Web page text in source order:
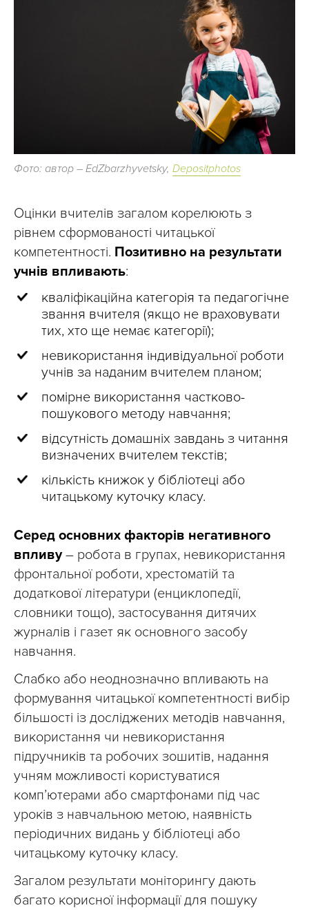
Фото: автор – EdZbarzhyvetsky, Depositphotos
Оцінки вчителів загалом корелюють з
рівнем сформованості читацької
компетентності. Позитивно на результати
учнів впливають:
кваліфікаційна категорія та педагогічне
звання вчителя (якщо не враховувати
тих, хто ще немає категорії);
невикористання індивідуальної роботи
учнів за наданим вчителем планом;
помірне використання частково-
пошукового методу навчання;
відсутність домашніх завдань з читання
визначених вчителем текстів;
кількість книжок у бібліотеці або
читацькому куточку класу.
Серед основних факторів негативного
впливу– робота в групах, невикористання
фронтальної роботи, хрестоматій та
додаткової літератури (енциклопедії,
словники тощо), застосування дитячих
журналів і газет як основного засобу
навчання.
Слабко або неоднозначно впливають на
формування читацької компетентності вибір
більшості із досліджених методів навчання,
використання чи невикористання
підручників та робочих зошитів, надання
учням можливості користуватися
комп’ютерами або смартфонами під час
уроків з навчальною метою, наявність
періодичних видань у бібліотеці або
читацькому куточку класу.
Загалом результати моніторингу дають
багато корисної інформації для пошуку